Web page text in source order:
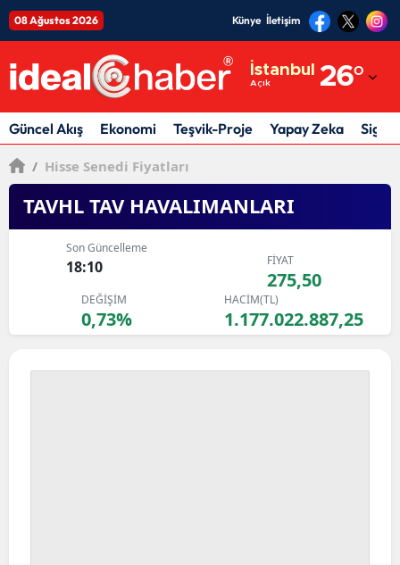
08 Ağustos 2026 Künye İletişim
İstanbul
Açık 26°
Adıyaman
Afyonkarahisar
Amasya
Antalya
Artvin
Güncel Akış Ekonomi Teşvik-Proje Yapay Zeka
/ Hisse Senedi Fiyatları
TAVHL TAV HAVALIMANLARI
Son Güncelleme
18:10 FİYAT
275,50
DEĞİŞİM
0,73%
HACİM(TL)
1.177.022.887,25